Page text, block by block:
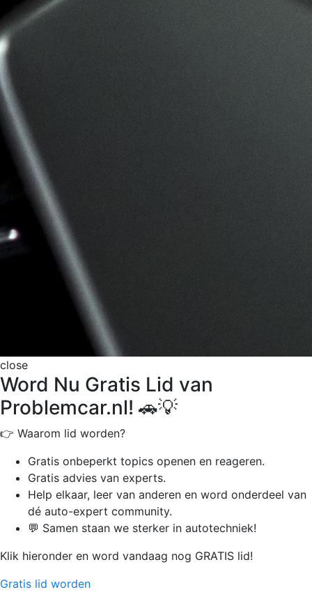
close
Word Nu Gratis Lid van
Problemcar.nl! 🚗💡
👉 Waarom lid worden?
Gratis onbeperkt topics openen en reageren.
Gratis advies van experts.
Help elkaar, leer van anderen en word onderdeel van
dé auto-expert community.
💬 Samen staan we sterker in autotechniek!
Klik hieronder en word vandaag nog GRATIS lid!
Gratis lid worden